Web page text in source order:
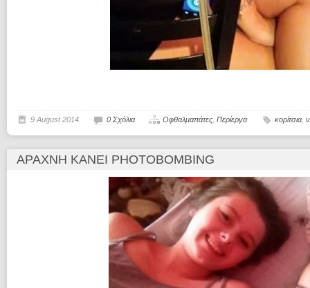
9 August 2014 0 Σχόλια Οφθαλμαπάτες Περίεργα κορίτσια,
ΑΡΆΧΝΗ ΚΆΝΕΙ PHOTOBOMBING